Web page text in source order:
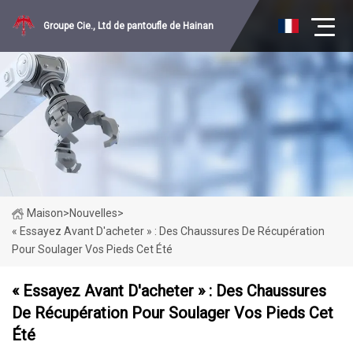
Groupe Cie., Ltd de pantoufle de Hainan
Maison>Nouvelles>
« Essayez Avant D'acheter » : Des Chaussures De Récupération
Pour Soulager Vos Pieds Cet Été
« Essayez Avant D'acheter » : Des Chaussures
De Récupération Pour Soulager Vos Pieds Cet
Été